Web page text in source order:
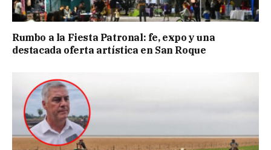
Rumbo a la Fiesta Patronal: fe, expo y una
destacada oferta artística en San Roque